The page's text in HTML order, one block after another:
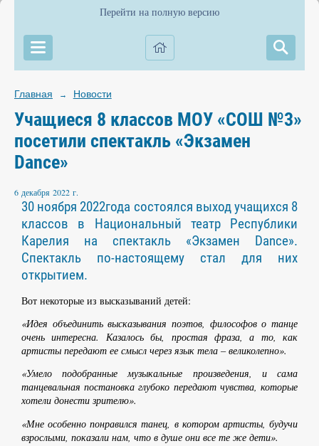
Перейти на полную версию
Главная → Новости
Учащиеся 8 классов МОУ «СОШ №3»
посетили спектакль «Экзамен
Dance»
6 декабря 2022 г.
30 ноября 2022года состоялся выход учащихся 8
классов в Национальный театр Республики
Карелия на спектакль «Экзамен Dance».
Спектакль по-настоящему стал для них
открытием.
Вот некоторые из высказываний детей:
«Идея объединить высказывания поэтов, философов о танце
очень интересна. Казалось бы, простая фраза, а то, как
артисты передают ее смысл через язык тела – великолепно».
«Умело подобранные музыкальные произведения, и сама
танцевальная постановка глубоко передают чувства, которые
хотели донести зрителю».
«Мне особенно понравился танец, в котором артисты, будучи
взрослыми, показали нам, что в душе они все те же дети».